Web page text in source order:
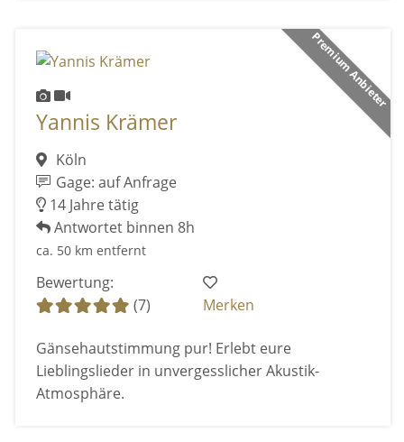
Premium Anbieter
Yannis Krämer
Köln
Gage: auf Anfrage
14 Jahre tätig
Antwortet binnen 8h
ca. 50 km entfernt
Bewertung:
(7)
Merken
Gänsehautstimmung pur! Erlebt eure
Lieblingslieder in unvergesslicher Akustik-
Atmosphäre.